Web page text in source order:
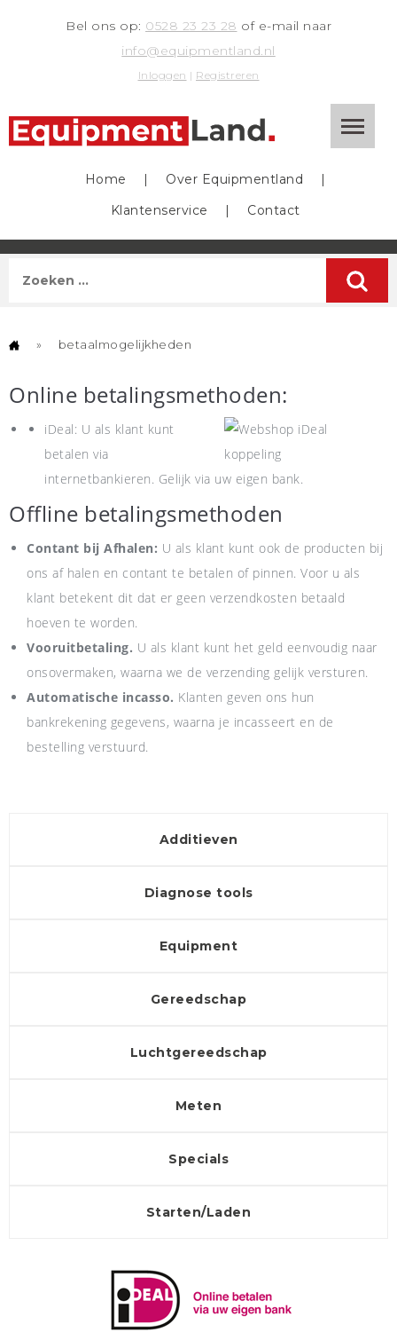
Bel ons op: 0528 23 23 28 of e-mail naar
info@equipmentland.nl
Inloggen | Registreren
Home | Over Equipmentland
|
Klantenservice
| Contact
» betaalmogelijkheden
Online betalingsmethoden:
iDeal: U als klant kunt
betalen via
internetbankieren. Gelijk via uw eigen bank.
Offline betalingsmethoden
Contant bij Afhalen: U als klant kunt ook de producten bij
ons af halen en contant te betalen of pinnen. Voor u als
klant betekent dit dat er geen verzendkosten betaald
hoeven te worden.
Vooruitbetaling. U als klant kunt het geld eenvoudig naar
onsovermaken, waarna we de verzending gelijk versturen.
Automatische incasso. Klanten geven ons hun
bankrekening gegevens, waarna je incasseert en de
bestelling verstuurd.
Additieven
Diagnose tools
Equipment
Gereedschap
Luchtgereedschap
Meten
Specials
Starten/Laden